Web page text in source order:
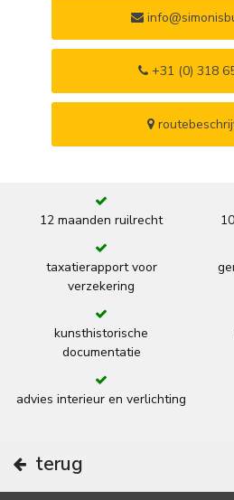
+31 (0) 318
12 maanden ruilrecht
taxatierapport voor
verzekering
kunsthistorische
documentatie
advies interieur en verlichting
terug